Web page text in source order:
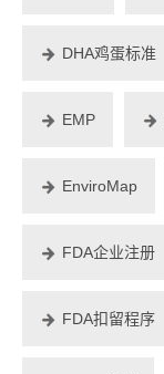
DHA鸡蛋标准
EMP
EnviroMap
FDA企业注册
FDA扣留程序